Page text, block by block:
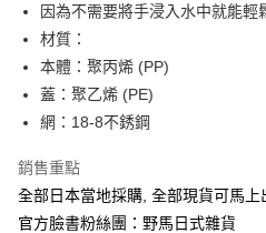
玉山商業銀行
台新國際商業銀行
台灣樂天信用卡公司
Google Pay
運送方式
全家取貨付款
每筆NT$65，滿NT$999(含以上)免
因為不需要將手浸入水中就能輕
材質：
本體：聚丙烯 (PP)
蓋：聚乙烯 (PE)
網：18-8不銹鋼
銷售重點
全部日本當地採購, 全部現貨可馬上
官方臉書粉絲團：野馬日式雜貨